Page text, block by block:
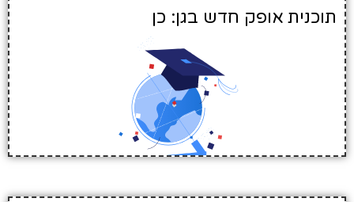
תוכנית אופק חדש בגן: כן